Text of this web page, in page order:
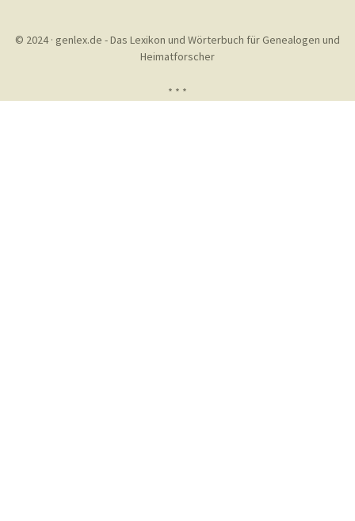
© 2024 · genlex.de - Das Lexikon und Wörterbuch für Genealogen und
Heimatforscher
* * *